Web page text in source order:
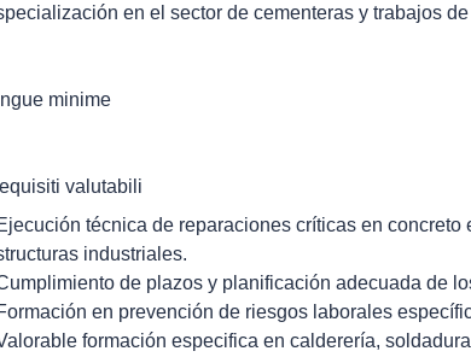
en el sector de cementeras y trabajos
minime
valutabili
técnica de reparaciones críticas en
industriales.
de plazos y planificación adecuada de
en prevención de riesgos laborales
formación especifica en calderería,